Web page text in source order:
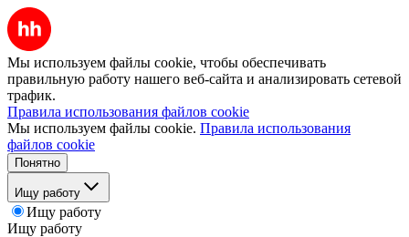
Мы используем файлы cookie, чтобы обеспечивать
правильную работу нашего веб-сайта и анализировать сетевой
трафик.
Правила использования файлов cookie
Мы используем файлы cookie. Правила использования
файлов cookie
Понятно
Ищу работу
Ищу работу
Ищу работу